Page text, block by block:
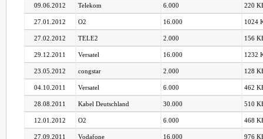
09.06.2012 Telekom 6.000 220
27.01.2012 O2 16.000 1024
27.02.2012 TELE2 2.000 156
29.12.2011 Versatel 16.000 1232
23.05.2012 congstar 2.000 128
04.10.2011 Versatel 6.000 462
28.08.2011 Kabel Deutschland 30.000 510
12.01.2012 O2 6.000 468
27.09.2011 Vodafone 16.000 976